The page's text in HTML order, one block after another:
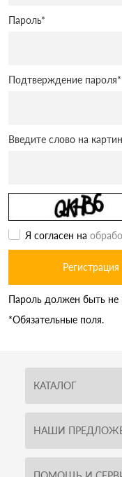
Пароль*
Подтверждение пароля*
Введите слово на
Я согласен на
Пароль должен быть не
*Обязательные поля.
КАТАЛОГ
НАШИ